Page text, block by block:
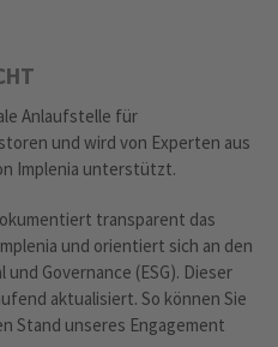
Anlaufstelle für
und wird von Experten aus
Implenia unterstützt.
transparent das
und orientiert sich an den
Governance (ESG). Dieser
aktualisiert. So können Sie
Stand unseres Engagement